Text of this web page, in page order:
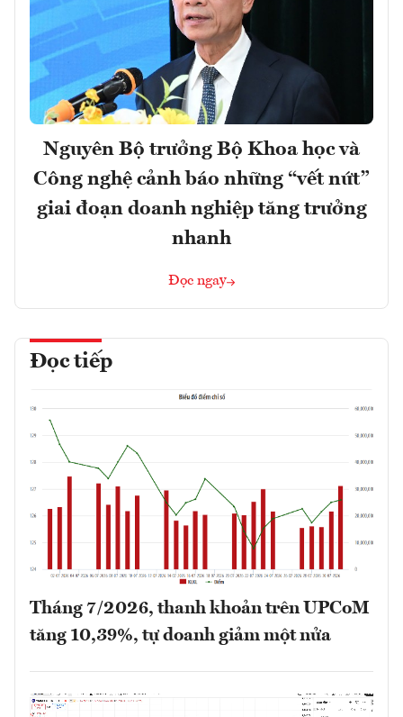
Nguyên Bộ trưởng Bộ Khoa học và
Công nghệ cảnh báo những “vết nứt”
giai đoạn doanh nghiệp tăng trưởng
nhanh
Đọc ngay
Đọc tiếp
Tháng 7/2026, thanh khoản trên UPCoM
tăng 10,39%, tự doanh giảm một nửa